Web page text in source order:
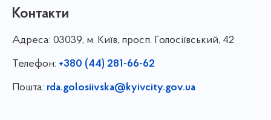
Контакти
Адреса: 03039, м. Київ, просп. Голосіївський, 42
Телефон: +380 (44) 281-66-62
Пошта: rda.golosiivska@kyivcity.gov.ua